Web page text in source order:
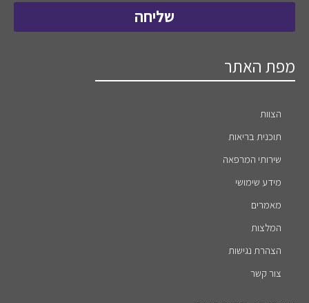
שליחה
מפת האתר
הצוות
תוכנית בריאות
שירותי המרפאה
מידע שימושי
מאמרים
המלצות
הצהרת נגישות
צור קשר